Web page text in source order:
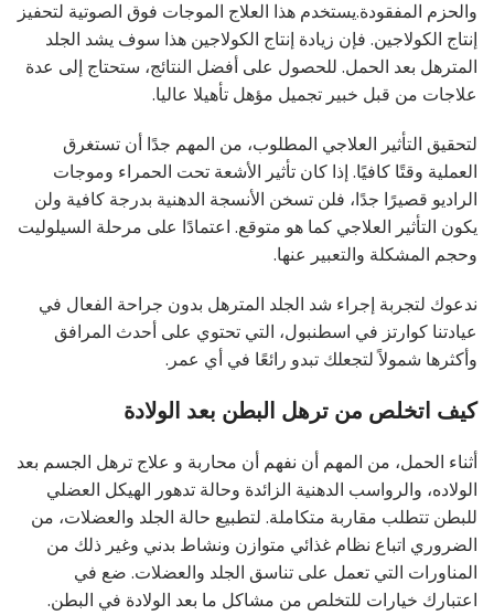
والحزم المفقودة.يستخدم هذا العلاج الموجات فوق الصوتية لتحفيز
إنتاج الكولاجين. فإن زيادة إنتاج الكولاجين هذا سوف يشد الجلد
المترهل بعد الحمل. للحصول على أفضل النتائج، ستحتاج إلى عدة
علاجات من قبل خبير تجميل مؤهل تأهيلا عاليا.
لتحقيق التأثير العلاجي المطلوب، من المهم جدًا أن تستغرق
العملية وقتًا كافيًا. إذا كان تأثير الأشعة تحت الحمراء وموجات
الراديو قصيرًا جدًا، فلن تسخن الأنسجة الدهنية بدرجة كافية ولن
يكون التأثير العلاجي كما هو متوقع. اعتمادًا على مرحلة السيلوليت
وحجم المشكلة والتعبير عنها.
ندعوك لتجربة إجراء شد الجلد المترهل بدون جراحة الفعال في
عيادتنا كوارتز في اسطنبول، التي تحتوي على أحدث المرافق
وأكثرها شمولاً لتجعلك تبدو رائعًا في أي عمر.
كيف اتخلص من ترهل البطن بعد الولادة
أثناء الحمل، من المهم أن نفهم أن محاربة و علاج ترهل الجسم بعد
الولاده، والرواسب الدهنية الزائدة وحالة تدهور الهيكل العضلي
للبطن تتطلب مقاربة متكاملة. لتطبيع حالة الجلد والعضلات، من
الضروري اتباع نظام غذائي متوازن ونشاط بدني وغير ذلك من
المناورات التي تعمل على تناسق الجلد والعضلات. ضع في
اعتبارك خيارات للتخلص من مشاكل ما بعد الولادة في البطن.